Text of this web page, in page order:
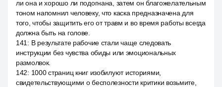
ли она и хорошо ли подогнана, затем он благожелательным
тоном напомнил человеку, что каска предназначена для
того, чтобы защитить его от травм и во время работы всегда
должна быть на голове.
141 : В результате рабочие стали чаще следовать
инструкции без чувства обиды или эмоциональных
размолвок.
142: 1000 страниц книг изобилуют историями,
свидетельствующими о бесполезности критики возьмите,